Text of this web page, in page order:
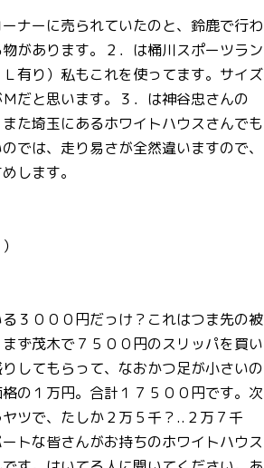
ナーに売られていたのと、鈴鹿で行わ
があります。２．は桶川スポーツラン
有り）私もこれを使ってます。サイズ
だと思います。３．は神谷忠さんの
た埼玉にあるホワイトハウスさんでも
では、走り易さが全然違いますので、
します。
３０００円だっけ？これはつま先の被
ず茂木で７５００円のスリッパを買い
してもらって、なおかつ足が小さいの
の１万円。合計１７５００円です。次
ツで、たしか２万５千？..２万７千
トな皆さんがお持ちのホワイトハウス